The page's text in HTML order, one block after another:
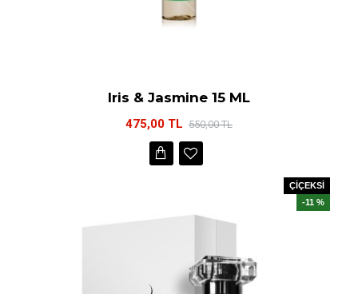
Iris & Jasmine 15 ML
475,00 TL 550,00 TL
ÇİÇEKSİ
-11 %